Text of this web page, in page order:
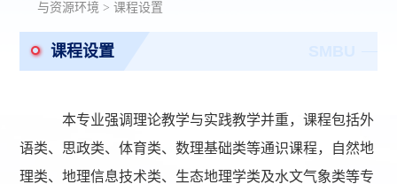
与资源环境 >课程设置
课程设置
本专业强调理论教学与实践教学并重，课程包括外
语类、思政类、体育类、数理基础类等通识课程，自然地
理类、地理信息技术类、生态地理学类及水文气象类等专